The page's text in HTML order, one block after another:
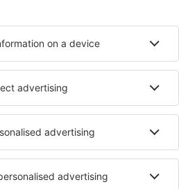
Hotels in Toronto
Hotels in Fredericton
Hotels in Vaughan
Hotels in Santa Maria del Cedro